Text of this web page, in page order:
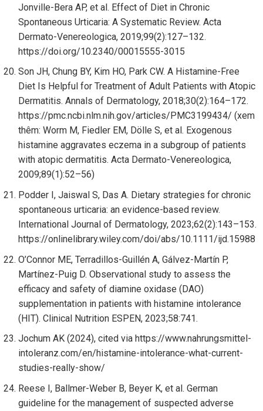
Jonville-Bera AP, et al. Effect of Diet in Chronic
Spontaneous Urticaria: A Systematic Review. Acta
Dermato-Venereologica, 2019;99(2):127–132.
https://doi.org/10.2340/00015555-3015
Son JH, Chung BY, Kim HO, Park CW. A Histamine-Free
Diet Is Helpful for Treatment of Adult Patients with Atopic
Dermatitis. Annals of Dermatology, 2018;30(2):164–172.
https://pmc.ncbi.nlm.nih.gov/articles/PMC3199434/ (xem
thêm: Worm M, Fiedler EM, Dölle S, et al. Exogenous
histamine aggravates eczema in a subgroup of patients
with atopic dermatitis. Acta Dermato-Venereologica,
2009;89(1):52–56)
Podder I, Jaiswal S, Das A. Dietary strategies for chronic
spontaneous urticaria: an evidence-based review.
International Journal of Dermatology, 2023;62(2):143–153.
https://onlinelibrary.wiley.com/doi/abs/10.1111/ijd.15988
O’Connor ME, Terradillos-Guillén A, Gálvez-Martín P,
Martínez-Puig D. Observational study to assess the
efficacy and safety of diamine oxidase (DAO)
supplementation in patients with histamine intolerance
(HIT). Clinical Nutrition ESPEN, 2023;58:741.
Jochum AK (2024), cited via https://www.nahrungsmittel-
intoleranz.com/en/histamine-intolerance-what-current-
studies-really-show/
Reese I, Ballmer-Weber B, Beyer K, et al. German
guideline for the management of suspected adverse